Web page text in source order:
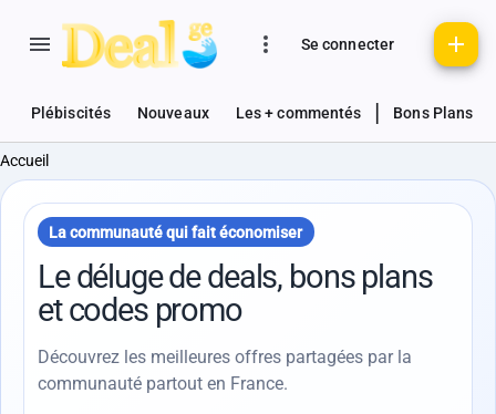
Se connecter
Plébiscités Nouveaux Les + commentés Bons Plans
Accueil
La communauté qui fait économiser
Le déluge de deals, bons plans
et codes promo
Découvrez les meilleures offres partagées par la
communauté partout en France.